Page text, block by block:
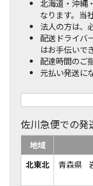
北海道・沖縄
なります。当
法人の方は、
配送ドライバ
はお手伝いで
配達時間のご
元払い発送に
佐川急便での発
地域
北東北
青森県